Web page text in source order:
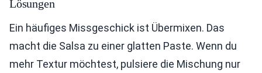
Lösungen
Ein häufiges Missgeschick ist Übermixen. Das
macht die Salsa zu einer glatten Paste. Wenn du
mehr Textur möchtest, pulsiere die Mischung nur